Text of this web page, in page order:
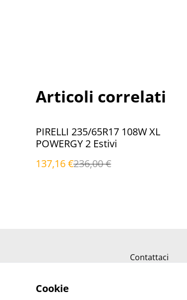
Articoli correlati
%
PIRELLI 235/65R17 108W XL
POWERGY 2 Estivi
137,16 €236,00 €
Contattaci
Cookie